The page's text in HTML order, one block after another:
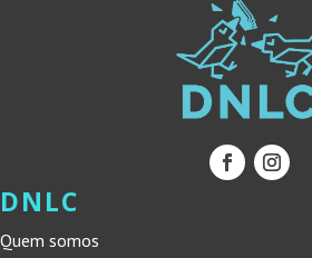
DNLC
Quem somos